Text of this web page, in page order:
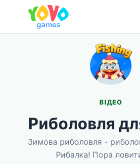
ВІДЕО
Риболовля
Зимова риболовля -
Рибалка! Пора